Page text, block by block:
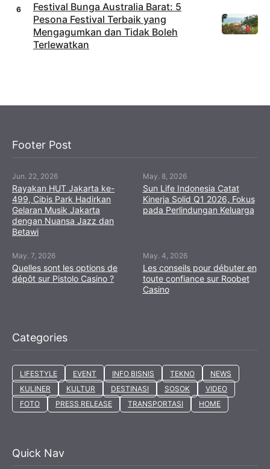
Festival Bunga Australia Barat: 5
Pesona Festival Terbaik yang
Mengagumkan dan Tidak Boleh
Terlewatkan
Footer Post
Jun. 22, 2026
Rayakan HUT Jakarta ke-
499, Cibis Park Hadirkan
Gelaran Musik Jakarta
dengan Nuansa Jazz dan
Betawi
May. 8, 2026
Sun Life Indonesia Catat
Kinerja Solid Q1 2026, Fokus
pada Perlindungan Keluarga
May. 7, 2026
Quelles sont les options de
dépôt sur Pistolo Casino ?
May. 4, 2026
Les conseils pour débuter en
toute confiance sur Roobet
Casino
Categories
LIFESTYLE EVENT INFO BISNIS TEKNO
NEWS
KULINER
KULTUR DESTINASI SOSOK
VIDEO
FOTO
PRESS RELEASE TRANSPORTASI HOME
Quick Nav